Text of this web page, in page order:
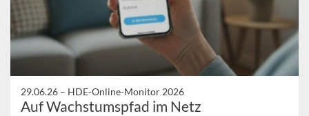
29.06.26 – HDE-Online-Monitor 2026
Auf Wachstumspfad im Netz